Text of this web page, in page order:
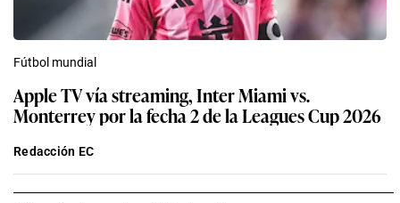
Fútbol mundial
Apple TV vía streaming, Inter Miami vs.
Monterrey por la fecha 2 de la Leagues Cup 2026
Redacción EC